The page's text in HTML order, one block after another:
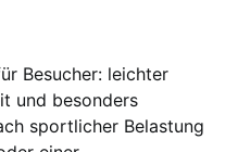
Besucher: leichter
und besonders
sportlicher Belastung